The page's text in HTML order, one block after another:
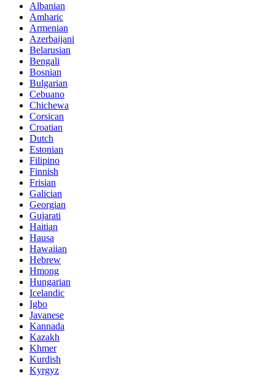
Albanian
Amharic
Armenian
Azerbaijani
Belarusian
Bengali
Bosnian
Bulgarian
Cebuano
Chichewa
Corsican
Croatian
Dutch
Estonian
Filipino
Finnish
Frisian
Galician
Georgian
Gujarati
Haitian
Hausa
Hawaiian
Hebrew
Hmong
Hungarian
Icelandic
Igbo
Javanese
Kannada
Kazakh
Khmer
Kurdish
Kyrgyz